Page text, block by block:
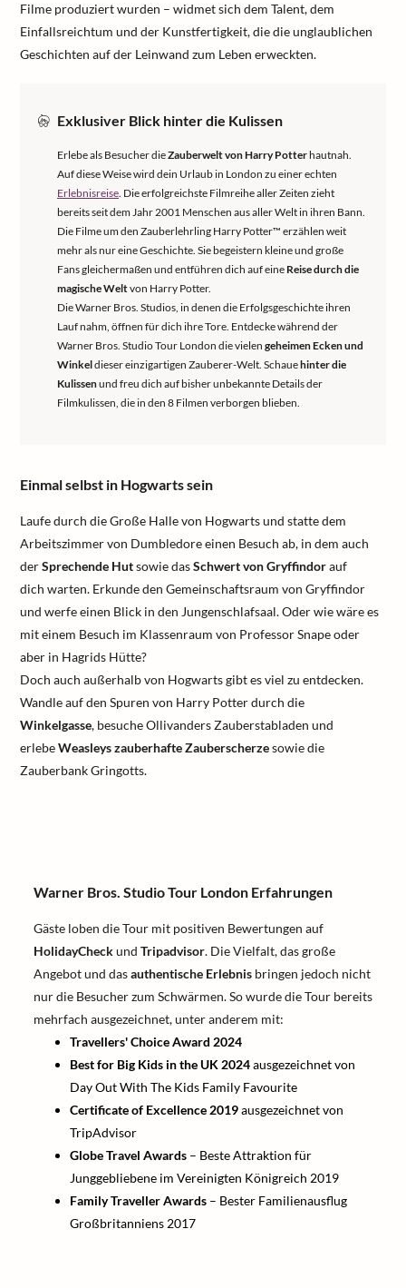
Filme produziert wurden – widmet sich dem Talent, dem
Einfallsreichtum und der Kunstfertigkeit, die die unglaublichen
Geschichten auf der Leinwand zum Leben erweckten.
Exklusiver Blick hinter die Kulissen
Erlebe als Besucher dieZauberwelt von Harry Potterhautnah.
Auf diese Weise wird dein Urlaub in London zu einer echten
Erlebnisreise. Die erfolgreichste Filmreihe aller Zeiten zieht
bereits seit dem Jahr 2001 Menschen aus aller Welt in ihren Bann.
Die Filme um den Zauberlehrling Harry Potter™ erzählen weit
mehr als nur eine Geschichte. Sie begeistern kleine und große
Fans gleichermaßen und entführen dich auf eine Reise durch die
magische Weltvon Harry Potter.
Die Warner Bros. Studios, in denen die Erfolgsgeschichte ihren
Lauf nahm, öffnen für dich ihre Tore. Entdecke während der
Warner Bros. Studio Tour London die vielen geheimen Ecken und
Winkeldieser einzigartigen Zauberer-Welt. Schauehinter die
Kulissenund freu dich auf bisher unbekannte Details der
Filmkulissen, die in den 8 Filmen verborgen blieben.
Einmal selbst in Hogwarts sein
Laufe durch die Große Halle von Hogwarts und statte dem
Arbeitszimmer von Dumbledore einen Besuch ab, in dem auch
derSprechende Hutsowie dasSchwert von Gryffindorauf
dich warten. Erkunde den Gemeinschaftsraum von Gryffindor
und werfe einen Blick in den Jungenschlafsaal. Oder wie wäre es
mit einem Besuch im Klassenraum von Professor Snape oder
aber in Hagrids Hütte?
Doch auch außerhalb von Hogwarts gibt es viel zu entdecken.
Wandle auf den Spuren von Harry Potter durch die
Winkelgasse, besuche Ollivanders Zauberstabladen und
erlebeWeasleys zauberhafte Zauberscherzesowie die
Zauberbank Gringotts.
Warner Bros. Studio Tour London Erfahrungen
Gäste loben die Tour mit positiven Bewertungen auf
HolidayCheckund Tripadvisor. Die Vielfalt, das große
Angebot und dasauthentische Erlebnis bringen jedoch nicht
nur die Besucher zum Schwärmen. So wurde die Tour bereits
mehrfach ausgezeichnet, unter anderem mit:
Travellers' Choice Award 2024
Best for Big Kids in the UK 2024ausgezeichnet von
Day Out With The Kids Family Favourite
Certificate of Excellence 2019ausgezeichnet von
TripAdvisor
Globe Travel Awards – Beste Attraktion für
Junggebliebene im Vereinigten Königreich 2019
Family Traveller Awards – Bester Familienausflug
Großbritanniens 2017